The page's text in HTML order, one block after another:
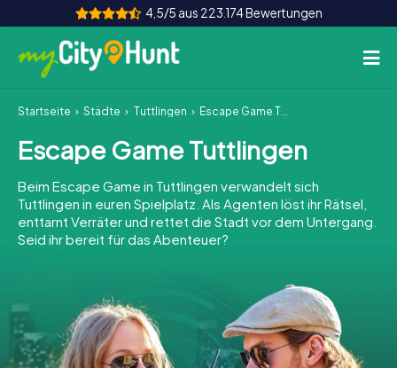
4,5/5 aus 223.174 Bewertungen
So funktioniert's
Städte
Touren
Teamevent
INT AT CH
DE
ES
FR UK
IE
Startseite Städte Tuttlingen Escape Game Tuttlingen
Escape Game Tuttlingen
Beim Escape Game in Tuttlingen verwandelt sich
Tuttlingen in euren Spielplatz. Als Agenten löst ihr Rätsel,
enttarnt Verräter und rettet die Stadt vor dem Untergang.
Seid ihr bereit für das Abenteuer?